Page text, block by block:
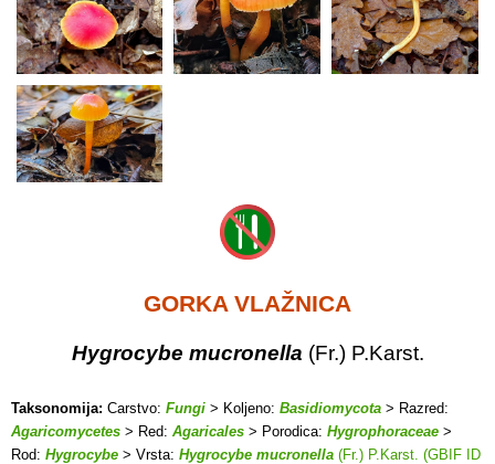
GORKA VLAŽNICA
Hygrocybe mucronella (Fr.) P.Karst.
Taksonomija: Carstvo: Fungi > Koljeno: Basidiomycota > Razred:
Agaricomycetes > Red: Agaricales > Porodica: Hygrophoraceae >
Rod: Hygrocybe > Vrsta: Hygrocybe mucronella (Fr.) P.Karst. (GBIF ID